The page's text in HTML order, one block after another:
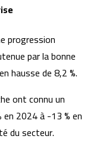
progression
par la bonne
hausse de 8,2 %.
ont connu un
2024 à -13 % en
du secteur.